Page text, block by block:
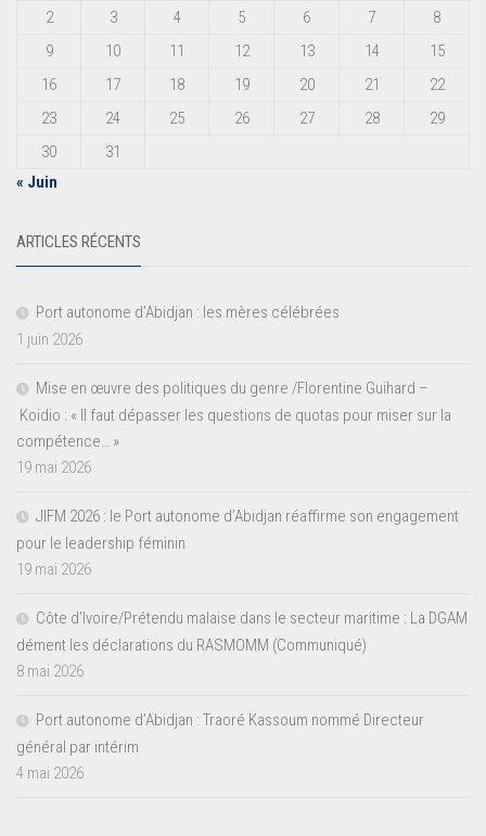
2
3 4 5 6 7
8
9
10 11 12 13 14
15
16
17 18 19 20 21
22
23
24 25 26 27 28
29
30
31
« Juin
ARTICLES RÉCENTS
Port autonome d’Abidjan : les mères célébrées
1 juin 2026
Mise en œuvre des politiques du genre /Florentine Guihard –
Koidio : « Il faut dépasser les questions de quotas pour miser sur la
compétence… »
19 mai 2026
JIFM 2026 : le Port autonome d’Abidjan réaffirme son engagement
pour le leadership féminin
19 mai 2026
Côte d’Ivoire/Prétendu malaise dans le secteur maritime : La DGAM
dément les déclarations du RASMOMM (Communiqué)
8 mai 2026
Port autonome d’Abidjan : Traoré Kassoum nommé Directeur
général par intérim
4 mai 2026